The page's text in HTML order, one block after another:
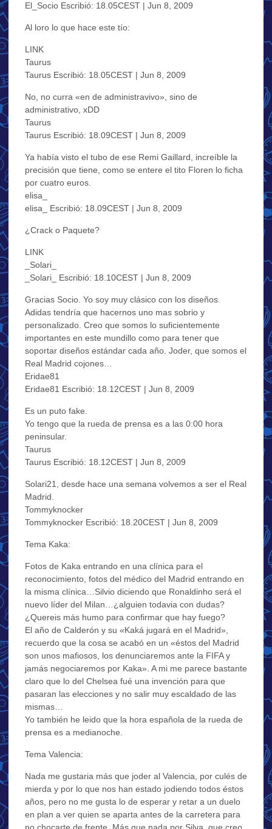
El_Socio Escribió: 18.05CEST | Jun 8, 2009
Al loro lo que hace este tío:
LINK
Taurus
Taurus Escribió: 18.05CEST | Jun 8, 2009
No, no curra «en de administravivo», sino de
administrativo, xDD
Taurus
Taurus Escribió: 18.09CEST | Jun 8, 2009
Ya había visto el tubo de ese Remi Gaillard, increíble la
precisión que tiene, como se entere el tito Floren lo ficha
por cuatro euros.
elisa_
elisa_ Escribió: 18.09CEST | Jun 8, 2009
¿Crack o Paquete?
LINK
_Solari_
_Solari_ Escribió: 18.10CEST | Jun 8, 2009
Gracias Socio. Yo soy muy clásico con los diseños.
Adidas tendría que hacernos uno mas sobrio y
personalizado. Creo que somos lo suficientemente
importantes en este mundillo como para tener que
soportar diseños estándar cada año. Joder, que somos el
Real Madrid cojones…
Eridae81
Eridae81 Escribió: 18.12CEST | Jun 8, 2009
Es un puto fake.
Yo tengo que la rueda de prensa es a las 0:00 hora
peninsular.
Taurus
Taurus Escribió: 18.12CEST | Jun 8, 2009
Solari21, desde hace una semana volvemos a ser el Real
Madrid.
Tommyknocker
Tommyknocker Escribió: 18.20CEST | Jun 8, 2009
Tema Kaka:
Fotos de Kaka entrando en una clínica para el
reconocimiento, fotos del médico del Madrid entrando en
la misma clínica…Silvio diciendo que Ronaldinho será el
nuevo líder del Milan…¿alguien todavia con dudas?
¿Quereis más humo para confirmar que hay fuego?
El año de Calderón y su «Kaká jugará en el Madrid»,
recuerdo que la cosa se acabó en un «éstos del Madrid
son unos mafiosos, los denunciaremos ante la FIFA y
jamás negociaremos por Kaka». A mi me parece bastante
claro que lo del Chelsea fué una invención para que
pasaran las elecciones y no salir muy escaldado de las
mismas…
Yo también he leido que la hora española de la rueda de
prensa es a medianoche.
Tema Valencia:
Nada me gustaria más que joder al Valencia, por culés de
mierda y por lo que nos han estado jodiendo todos éstos
años, pero no me gusta lo de esperar y retar a un duelo
en plan a ver quien se aparta antes de la carretera para